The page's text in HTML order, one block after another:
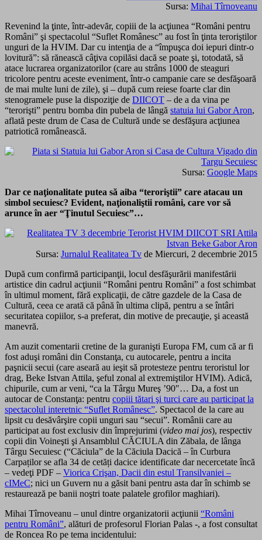
Sursa: Mihai Tîrnoveanu
Revenind la ţinte, într-adevăr, copiii de la acţiunea “Români pentru
Români” şi spectacolul “Suflet Românesc” au fost în ţinta teroriştilor
unguri de la HVIM. Dar cu intenţia de a “împuşca doi iepuri dintr-o
lovitură”: să rănească câţiva copilăsi dacă se poate şi, totodată, să
atace lucrarea organizatorilor (care au strâns 1000 de steaguri
tricolore pentru aceste eveniment, într-o campanie care se desfăşoară
de mai multe luni de zile), şi – după cum reiese foarte clar din
stenogramele puse la dispoziţie de DIICOT – de a da vina pe
“terorişti” pentru bomba din pubela de lângă statuia lui Gabor Aron,
aflată peste drum de Casa de Cultură unde se desfăşura acţiunea
patriotică românească.
Sursa: Google Maps
Dar ce naţionalitate putea să aiba “teroriştii” care atacau un
simbol secuiesc? Evident, naţionaliştii români, care vor să
arunce în aer “Ţinutul Secuiesc”…
Sursa: Jurnalul Realitatea Tv de Miercuri, 2 decembrie 2015
După cum confirmă participanţii, locul desfăşurării manifestării
artistice din cadrul acţiunii “Români pentru Români” a fost schimbat
în ultimul moment, fără explicaţii, de către gazdele de la Casa de
Cultură, ceea ce arată că până în ultima clipă, pentru a se întâri
securitatea copiilor, s-a preferat, din motive de precauţie, şi această
manevră.
Am auzit comentarii cretine de la guranişti Europa FM, cum că ar fi
fost aduşi români din Constanţa, cu autocarele, pentru a incita
paşnicii secui (care aseară au ieşit să protesteze pentru teroristul lor
drag, Beke Istvan Attila, şeful zonal al extremiştilor HVIM). Adică,
chipurile, cum ar veni, “ca la Târgu Mureş ’90″… Da, a fost un
autocar de Constanţa: pentru copiii tătari şi turci care au participat la
spectacolul interetnic “Suflet Românesc”. Spectacol de la care au
lipsit cu desăvârşire copii unguri sau “secui”. Românii care au
participat au fost exclusiv din împrejurimi (video mai jos), respectiv
copii din Voineşti şi Ansamblul CĂCIULA din Zăbala, de lânga
Târgu Secuiesc (“Căciula” de la Căciula Dacică – în Curbura
Carpaților se afla 34 de cetăți dacice identificate dar necercetate încă
– vedeţi PDF – Viorica Crişan, Dacii din estul Transilvaniei –
cIMeC; nici un Guvern nu a găsit bani pentru asta dar în schimb se
restaurează pe banii noştri toate palatele grofilor maghiari).
Mihai Tîrnoveanu – unul dintre organizatorii acţiunii “Români
pentru Români”, alături de profesorul Florian Palas -, a fost consultat
de Roncea Ro pe tema incidentului: